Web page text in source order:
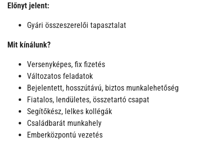
Előnyt jelent:
Gyári összeszerelői tapasztalat
Mit kínálunk?
Versenyképes, fix fizetés
Változatos feladatok
Bejelentett, hosszútávú, biztos munkalehetőség
Fiatalos, lendületes, összetartó csapat
Segítőkész, lelkes kollégák
Családbarát munkahely
Emberközpontú vezetés